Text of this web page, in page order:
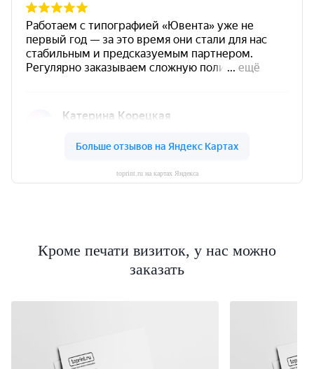
toprint.ru на картах Яндекса
Кроме печати визиток, у нас можно
заказать